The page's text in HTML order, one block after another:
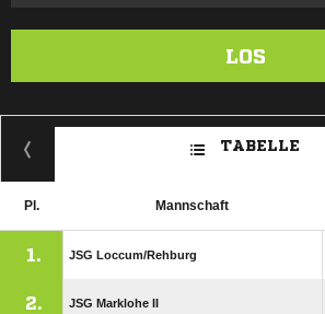
LOS
TABELLE
Pl. Mannschaft
1. JSG Loccum/​Rehburg
2. JSG Marklohe II